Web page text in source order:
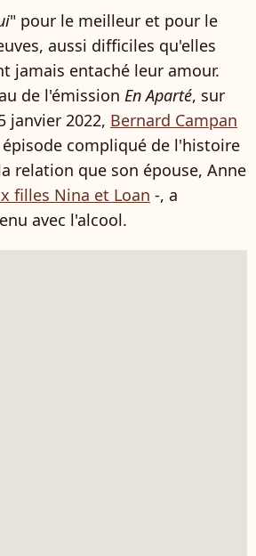
" pour le meilleur et pour le
aussi difficiles qu'elles
jamais entaché leur amour.
de l'émission En Aparté, sur
janvier 2022, Bernard Campan
compliqué de l'histoire
relation que son épouse, Anne
filles Nina et Loan -, a
avec l'alcool.